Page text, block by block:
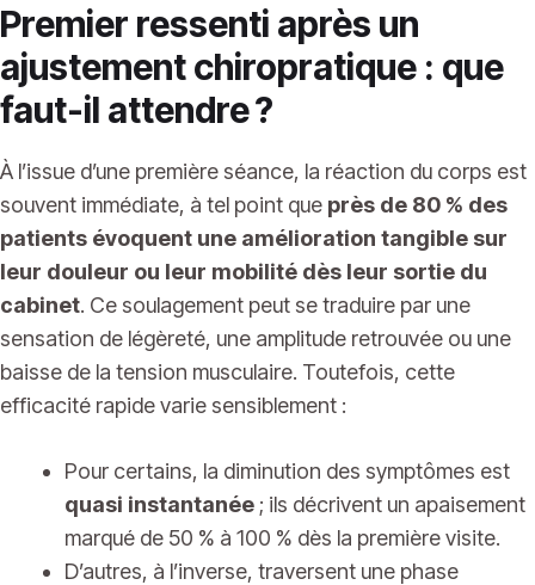
Premier ressenti après un
ajustement chiropratique : que
faut-il attendre ?
À l’issue d’une première séance, la réaction du corps est
souvent immédiate, à tel point que près de 80 % des
patients évoquent une amélioration tangible sur
leur douleur ou leur mobilité dès leur sortie du
cabinet. Ce soulagement peut se traduire par une
sensation de légèreté, une amplitude retrouvée ou une
baisse de la tension musculaire. Toutefois, cette
efficacité rapide varie sensiblement :
Pour certains, la diminution des symptômes est
quasi instantanée ; ils décrivent un apaisement
marqué de 50 % à 100 % dès la première visite.
D’autres, à l’inverse, traversent une phase